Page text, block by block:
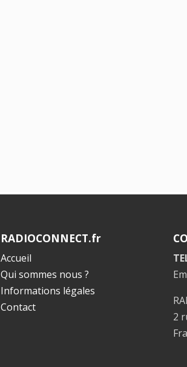
RADIOCONNECT.fr
Accueil
Qui sommes nous ?
Informations légales
Contact
2